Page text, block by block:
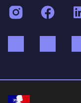
Instagram